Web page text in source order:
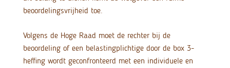
beoordelingsvrijheid toe.
Volgens de Hoge Raad moet de rechter bij de
beoordeling of een belastingplichtige door de box 3-
heffing wordt geconfronteerd met een individuele en